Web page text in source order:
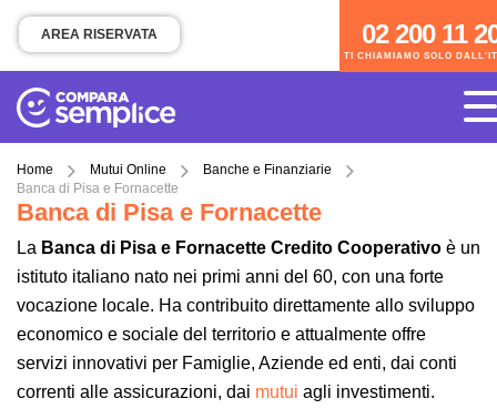
TI CHIAMIAMO SOLO
02 200 11
AREA RISERVATA
Home Mutui Online
Banche e Finanziarie
Banca di Pisa e Fornacette
Banca di Pisa e Fornacette
La Banca di Pisa e Fornacette Credito Cooperativo è un
istituto italiano nato nei primi anni del 60, con una forte
vocazione locale. Ha contribuito direttamente allo sviluppo
economico e sociale del territorio e attualmente offre
servizi innovativi per Famiglie, Aziende ed enti, dai conti
correnti alle assicurazioni, dai mutui agli investimenti.
02 200 11 200